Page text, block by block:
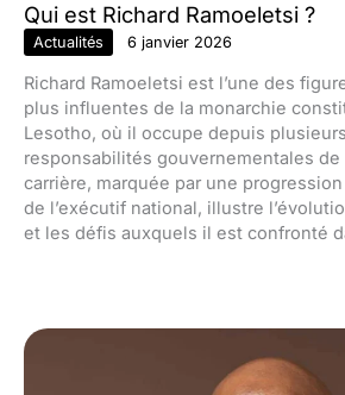
Qui est Richard Ramoeletsi ?
Actualités 6 janvier 2026
Richard Ramoeletsi est l’une des
plus influentes de la monarchie
Lesotho, où il occupe depuis
responsabilités gouvernementales de
carrière, marquée par une
de l’exécutif national, illustre
et les défis auxquels il est confronté